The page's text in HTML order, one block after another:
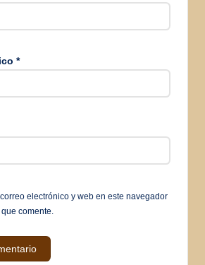
*
electrónico y web en este navegador
comente.